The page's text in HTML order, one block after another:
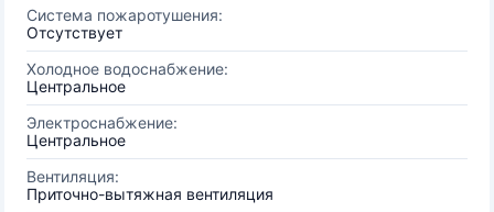
Система пожаротушения:
Отсутствует
Холодное водоснабжение:
Центральное
Электроснабжение:
Центральное
Вентиляция:
Приточно-вытяжная вентиляция